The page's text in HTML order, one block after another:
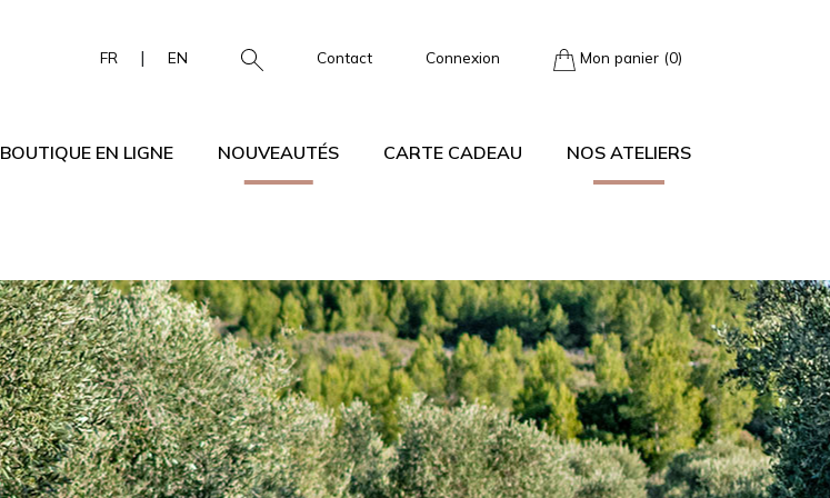
FR | EN Contact Connexion Mon panier (0)
BOUTIQUE EN LIGNE NOUVEAUTÉS CARTE CADEAU NOS ATELIERS